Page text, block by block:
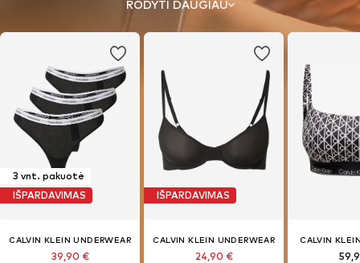
RODYTI DAUGIAU
3 vnt. pakuotė
IŠPARDAVIMAS
CALVIN KLEIN UNDERWEAR
39,90 €
IŠPARDAVIMAS
CALVIN KLEIN UNDERWEAR
24,90 €
CALVIN